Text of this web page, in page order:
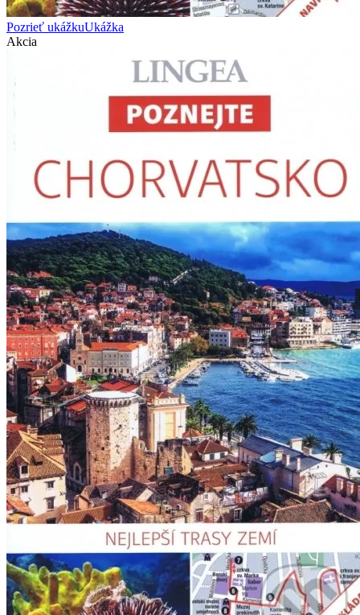
Pozrieť ukážkuUkážka
Akcia